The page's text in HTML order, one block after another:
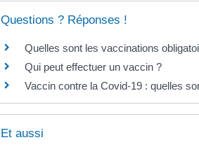
Questions ? Réponses !
Quelles sont les vaccinations
Qui peut effectuer un vaccin ?
Vaccin contre la Covid-19 : quelles
Et aussi